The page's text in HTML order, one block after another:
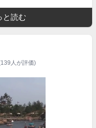
と読む
人が評価)